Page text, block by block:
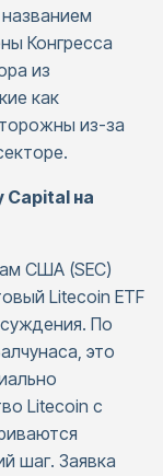
Конгресса
из
как
из-за
Capital на
США (SEC)
Litecoin ETF
По
это
Litecoin с
шаг. Заявка